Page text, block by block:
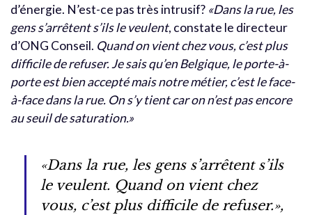
d’énergie. N’est-ce pas très intrusif? «Dans la rue, les
gens s’arrêtent s’ils le veulent, constate le directeur
d’ONG Conseil. Quand on vient chez vous, c’est plus
difficile de refuser. Je sais qu’en Belgique, le porte-à-
porte est bien accepté mais notre métier, c’est le face-
à-face dans la rue. On s’y tient car on n’est pas encore
au seuil de saturation.»
«Dans la rue, les gens s’arrêtent s’ils
le veulent. Quand on vient chez
vous, c’est plus difficile de refuser.»,